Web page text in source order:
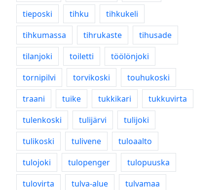
tieposki
tihku
tihkukeli
tihkumassa
tihrukaste
tihusade
tilanjoki
toiletti
töölönjoki
tornipilvi
torvikoski
touhukoski
traani
tuike tukkikari
tukkuvirta
tulenkoski
tulijärvi
tulijoki
tulikoski
tulivene
tuloaalto
tulojoki
tulopenger
tulopuuska
tulovirta
tulva-alue
tulvamaa